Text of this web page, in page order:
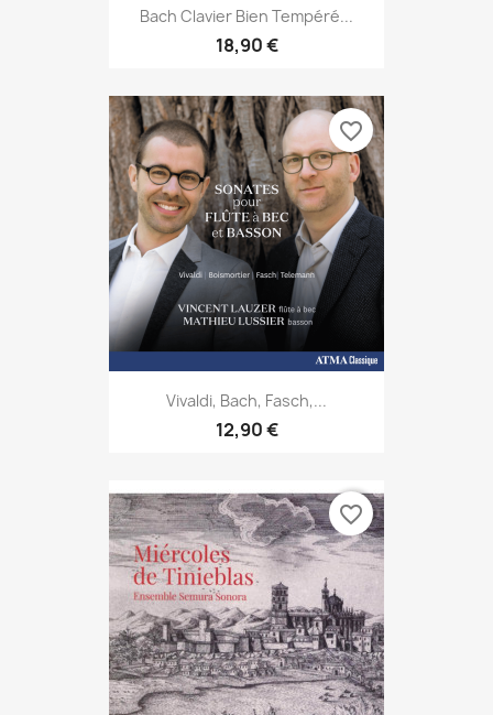
Bach Clavier Bien Tempéré...
18,90 €
Vivaldi, Bach, Fasch,...
12,90 €
favorite_border
favorite_border